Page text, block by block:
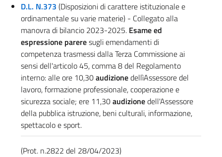
D.L. N.373 (Disposizioni di carattere istituzionale e
ordinamentale su varie materie) - Collegato alla
manovra di bilancio 2023-2025. Esame ed
espressione pareresugli emendamenti di
competenza trasmessi dalla Terza Commissione ai
sensi dell'articolo 45, comma 8 del Regolamento
interno: alle ore 10,30audizionedellìAssessore del
lavoro, formazione professionale, cooperazione e
sicurezza sociale; ere 11,30audizionedell'Assessore
della pubblica istruzione, beni culturali, informazione,
spettacolo e sport.
(Prot. n.2822 del 28/04/2023)